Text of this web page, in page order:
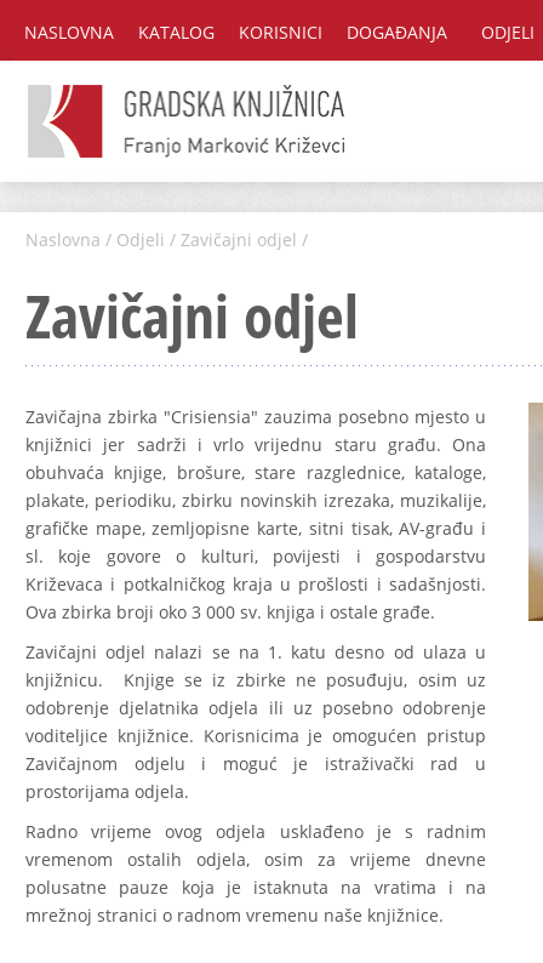
NASLOVNA KATALOG KORISNICI DOGAĐANJA ODJELI
Naslovna / Odjeli / Zavičajni odjel /
Zavičajni odjel
Zavičajna zbirka "Crisiensia" zauzima posebno mjesto u
knjižnici jer sadrži i vrlo vrijednu staru građu. Ona
obuhvaća knjige, brošure, stare razglednice, kataloge,
plakate, periodiku, zbirku novinskih izrezaka, muzikalije,
grafičke mape, zemljopisne karte, sitni tisak, AV-građu i
sl. koje govore o kulturi, povijesti i gospodarstvu
Križevaca i potkalničkog kraja u prošlosti i sadašnjosti.
Ova zbirka broji oko 3 000 sv. knjiga i ostale građe.
Zavičajni odjel nalazi se na 1. katu desno od ulaza u
knjižnicu. Knjige se iz zbirke ne posuđuju, osim uz
odobrenje djelatnika odjela ili uz posebno odobrenje
voditeljice knjižnice. Korisnicima je omogućen pristup
Zavičajnom odjelu i moguć je istraživački rad u
prostorijama odjela.
Radno vrijeme ovog odjela usklađeno je s radnim
vremenom ostalih odjela, osim za vrijeme dnevne
polusatne pauze koja je istaknuta na vratima i na
mrežnoj stranici o radnom vremenu naše knjižnice.